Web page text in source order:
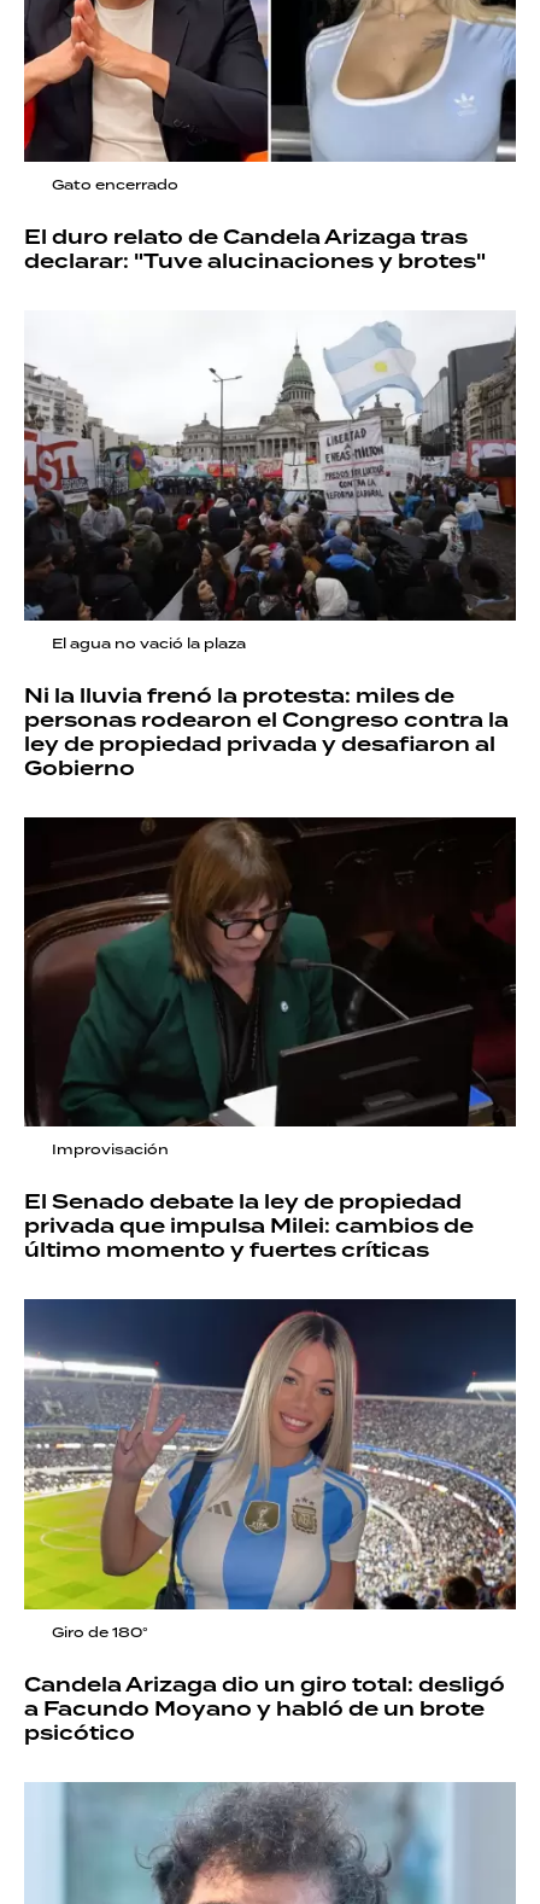
Gato encerrado
El duro relato de Candela Arizaga tras
declarar: "Tuve alucinaciones y brotes"
El agua no vació la plaza
Ni la lluvia frenó la protesta: miles de
personas rodearon el Congreso contra la
ley de propiedad privada y desafiaron al
Gobierno
Improvisación
El Senado debate la ley de propiedad
privada que impulsa Milei: cambios de
último momento y fuertes críticas
Giro de 180°
Candela Arizaga dio un giro total: desligó
a Facundo Moyano y habló de un brote
psicótico